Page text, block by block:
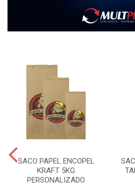
SACO PAPEL ENCOPEL
KRAFT 5KG
PERSONALIZADO